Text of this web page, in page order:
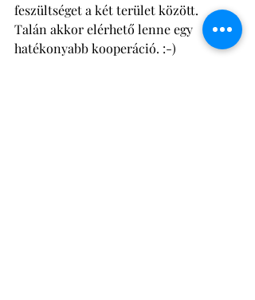
feszültséget a két terület között.
Talán akkor elérhető lenne egy
hatékonyabb kooperáció. :-)